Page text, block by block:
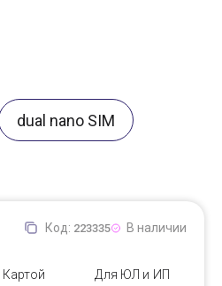
dual nano SIM
Код: 223335 В наличии
Картой Для ЮЛ и ИП